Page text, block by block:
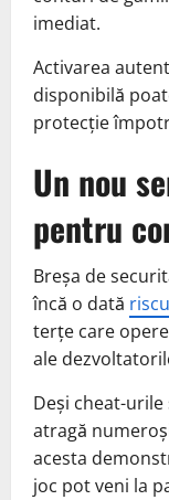
imediat.
Activarea
disponibilă
protecție
Un nou
pentru
Breșa de
încă o dată
terțe care
ale
Deși cheat-
atragă
acesta
joc pot veni la